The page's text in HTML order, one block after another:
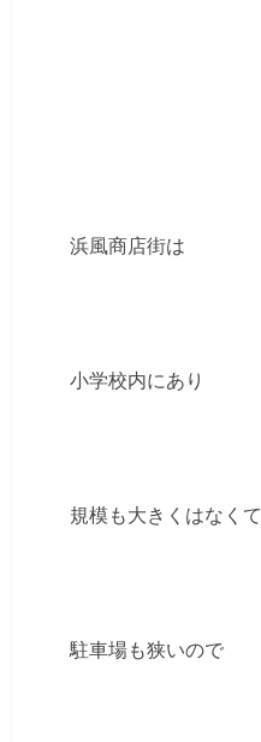
浜風商店街は
小学校内にあり
規模も大きくはなくて
駐車場も狭いので